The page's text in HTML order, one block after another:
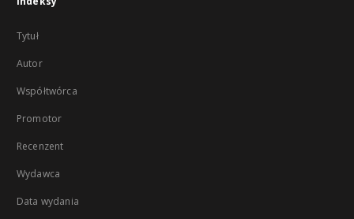
Tytuł
Autor
Współtwórca
Promotor
Recenzent
Wydawca
Data wydania